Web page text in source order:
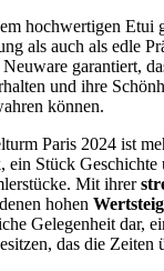
hochwertigen Etui
als auch als edle
garantiert,
und ihre
können.
Paris 2024 ist
ein Stück Geschichte
Mit ihrer
hohen
Gelegenheit dar,
das die Zeiten